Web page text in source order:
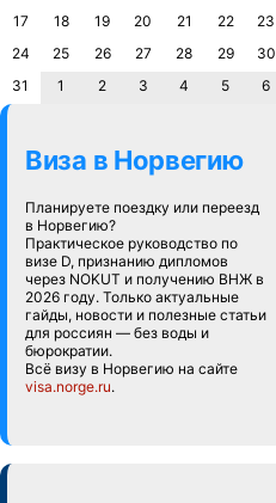
17
18 19 20 21 22
23
24
25 26 27 28 29
30
31
1 2 3 4 5 6
Виза в Норвегию
Планируете поездку или переезд
в Норвегию?
Практическое руководство по
визе D, признанию дипломов
через NOKUT и получению ВНЖ в
2026 году. Только актуальные
гайды, новости и полезные статьи
для россиян — без воды и
бюрократии.
Всё визу в Норвегию на сайте
visa.norge.ru.